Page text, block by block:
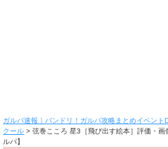
ガルパ速報｜バンドリ！ガルパ攻略まとめイベント
クール >弦巻こころ 星3［飛び出す絵本］評価・
ルパ】